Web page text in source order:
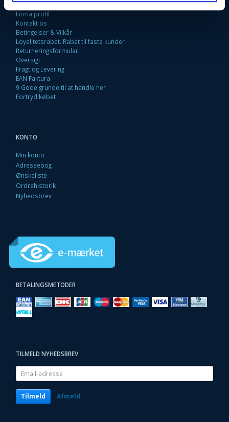
Fortrydelsesret
Firma profil
Kontakt os
Betingelser & Vilkår
Loyalitetsrabat. Rabat til faste kunder
Returneringsformular
Oversigt
Fragt og Levering
EAN Faktura
9 Gode grunde til at handle her
Fortryd købet
KONTO
Min konto
Adressebog
Ønskeliste
Ordrehistorik
Nyhedsbrev
BETALINGSMETODER
TILMELD NYHEDSBREV
Email-
adresse
Tilmeld Afmeld